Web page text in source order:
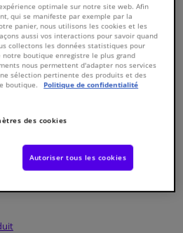
optimale sur notre site web. Afin
qui se manifeste par exemple par la
panier, nous utilisons les cookies et les
aussi vos interactions pour savoir quand
collectons les données statistiques pour
boutique enregistre le plus grand
nous permettent d'adapter nos services
sélection pertinente des produits et des
boutique.
Politique de confidentialité
des cookies
Autoriser tous les cookies